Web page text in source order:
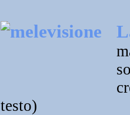
testo)